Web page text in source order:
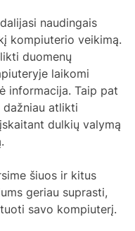
naudingais
kompiuterio veikimą.
duomenų
laikomi
informacija. Taip pat
atlikti
dulkių valymą
šiuos ir kitus
geriau suprasti,
savo kompiuterį.